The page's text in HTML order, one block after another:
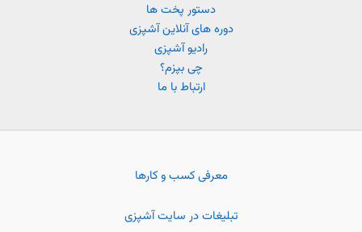
دستور پخت ها
دوره های آنلاین آشپزی
رادیو آشپزی
چی بپزم؟
ارتباط با ما
معرفی کسب و کارها
تبلیغات در سایت آشپزی